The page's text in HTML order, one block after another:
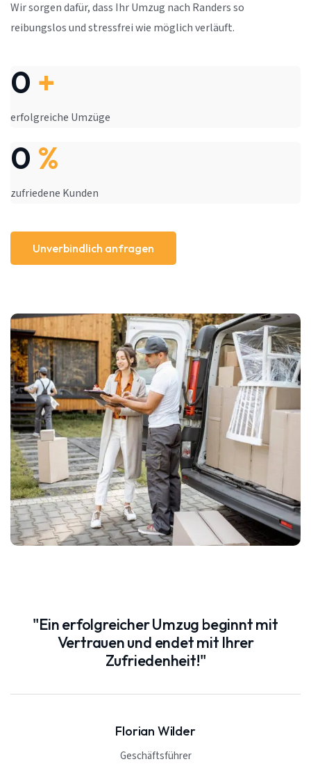
"Ein erfolgreicher Umzug beginnt mit
Vertrauen und endet mit Ihrer
Zufriedenheit!"
Florian Wilder
Geschäftsführer
Wir sorgen dafür, dass Ihr Umzug nach Randers so
reibungslos und stressfrei wie möglich verläuft.
0 +
erfolgreiche Umzüge
0 %
zufriedene Kunden
Unverbindlich anfragen